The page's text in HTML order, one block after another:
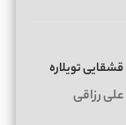
قشقایی تویلاره
علی رزاقی